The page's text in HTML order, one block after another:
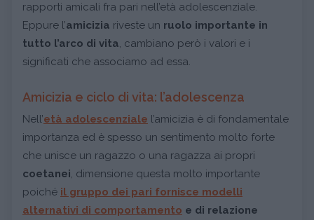
rapporti amicali fra pari nell’età adolescenziale.
Eppure l’amicizia riveste un ruolo importante in
tutto l’arco di vita, cambiano però i valori e i
significati che associamo ad essa.
Amicizia e ciclo di vita: l’adolescenza
Nell’età adolescenziale l’amicizia è di fondamentale
importanza ed è spesso un sentimento molto forte
che unisce un ragazzo o una ragazza ai propri
coetanei, dimensione questa molto importante
poiché il gruppo dei pari fornisce modelli
alternativi di comportamento e di relazione